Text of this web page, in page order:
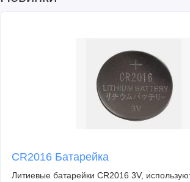
CR2016 Батарейка
Литиевые батарейки CR2016 3V,